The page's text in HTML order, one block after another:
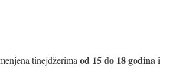
tinejdžerima od 15 do 18 godina i